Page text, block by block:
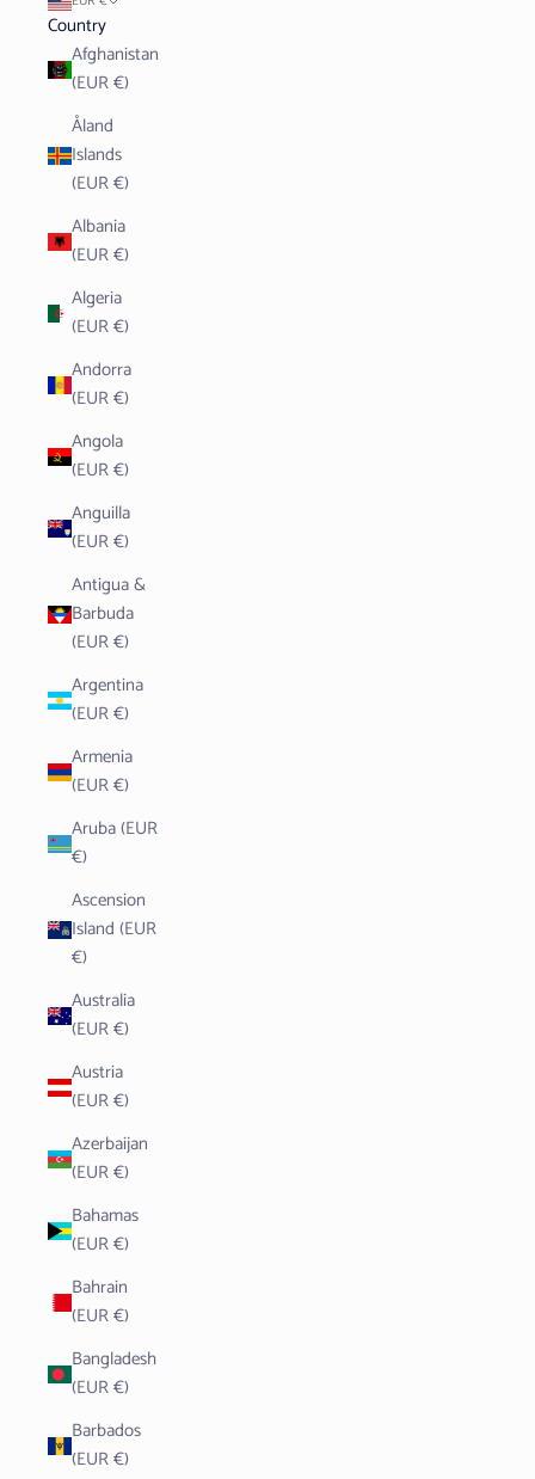
Country
Afghanistan
(EUR €)
Åland
Islands
(EUR €)
Albania
(EUR €)
Algeria
(EUR €)
Andorra
(EUR €)
Angola
(EUR €)
Anguilla
(EUR €)
Antigua &
Barbuda
(EUR €)
Argentina
(EUR €)
Armenia
(EUR €)
Aruba (EUR
€)
Ascension
Island (EUR
€)
Australia
(EUR €)
Austria
(EUR €)
Azerbaijan
(EUR €)
Bahamas
(EUR €)
Bahrain
(EUR €)
Bangladesh
(EUR €)
Barbados
(EUR €)